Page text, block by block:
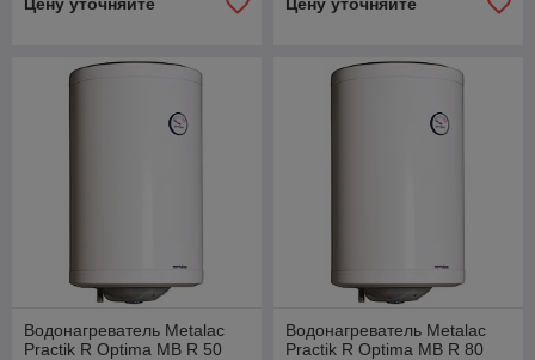
Водонагреватель Metalac
Practik R Optima MB R 50
Водонагреватель Metalac
Practik R Optima MB R 80